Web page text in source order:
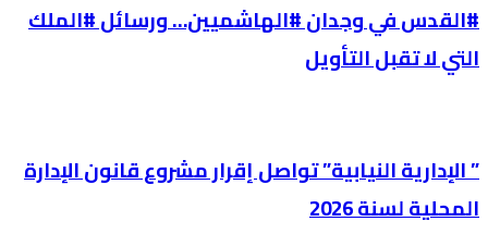
#القدس في وجدان #الهاشميين… ورسائل #الملك
التي لا تقبل التأويل
” الإدارية النيابية” تواصل إقرار مشروع قانون الإدارة
المحلية لسنة 2026